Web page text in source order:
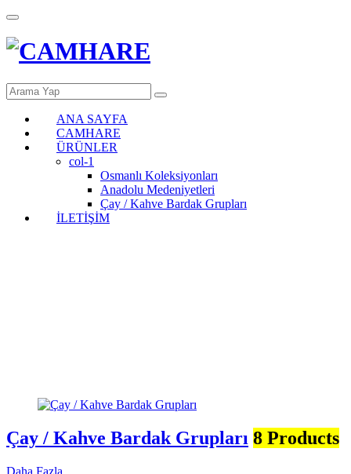
ANA SAYFA
CAMHARE
ÜRÜNLER
col-1
Osmanlı Koleksiyonları
Anadolu Medeniyetleri
Çay / Kahve Bardak Grupları
İLETİŞİM
Çay / Kahve Bardak Grupları 8 Products
Daha Fazla